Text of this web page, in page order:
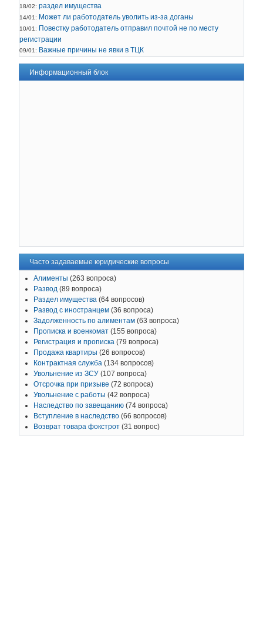
18/02: раздел имущества
14/01: Может ли работодатель уволить из-за доганы
10/01: Повестку работодатель отправил почтой не по месту
регистрации
09/01: Важные причины не явки в ТЦК
Информационный блок
Часто задаваемые юридические вопросы
Алименты (263 вопроса)
Развод (89 вопроса)
Раздел имущества (64 вопросов)
Развод с иностранцем (36 вопроса)
Задолженность по алиментам (63 вопроса)
Прописка и военкомат (155 вопроса)
Регистрация и прописка (79 вопроса)
Продажа квартиры (26 вопросов)
Контрактная служба (134 вопросов)
Увольнение из ЗСУ (107 вопроса)
Отсрочка при призыве (72 вопроса)
Увольнение с работы (42 вопроса)
Наследство по завещанию (74 вопроса)
Вступление в наследство (66 вопросов)
Возврат товара фокстрот (31 вопрос)